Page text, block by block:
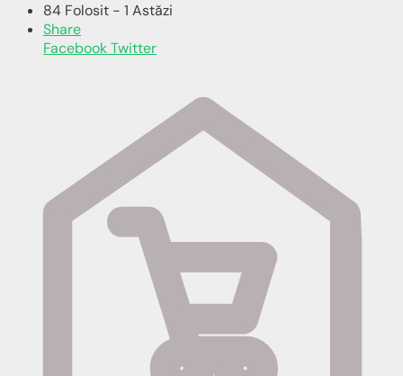
84 Folosit - 1 Astăzi
Share
FacebookTwitter